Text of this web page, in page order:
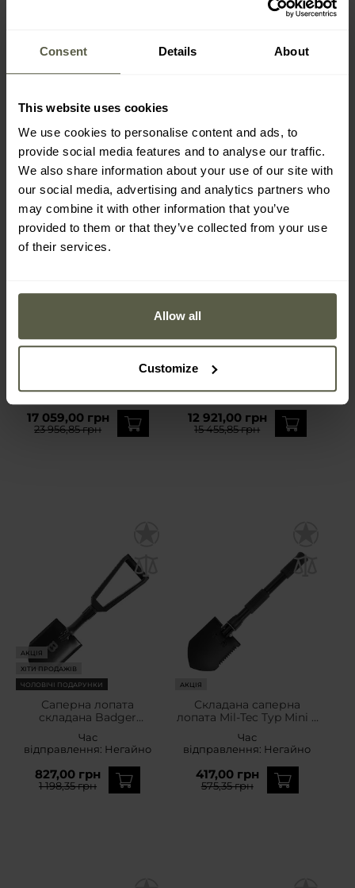
Consent Details About
This website uses cookies
We use cookies to personalise content and ads, to
provide social media features and to analyse our traffic.
We also share information about your use of our site with
our social media, advertising and analytics partners who
may combine it with other information that you’ve
provided to them or that they’ve collected from your use
of their services.
Allow all
Customize
2 921,00 грн
3 824,85 грн
Skycruiser TX-850 Pro
7 266,00 грн
Металошукач Quest Q35
+ Xpointer Land - набір
відправлення:Негайно
17 059,00 грн
23 956,85 грн
Металошукач Quest
котушкою STP 20
відправлення:Негайно
12 921,00 грн
15 455,85 грн
АКЦІЯ
ХІТИ ПРОДАЖІВ
ЧОЛОВІЧІ ПОДАРУНКИ
Саперна лопата
складана Badger
Час
відправлення: Негайно
827,00 грн
1 198,35 грн
АКЦІЯ
Складана саперна
лопата Mil-Tec Typ Mini II
Час
відправлення: Негайно
417,00 грн
575,35 грн